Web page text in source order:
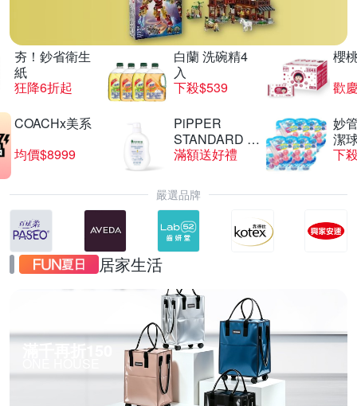
夯！鈔省衛生
紙
狂降6折起
白蘭 洗碗精4
入
下殺$539
櫻
歡
COACHx美系
均價$8999
PiPPER
STANDARD 沛
柏
滿額送好禮
妙
潔
下
嚴選品牌
居家生活
滿千再折150